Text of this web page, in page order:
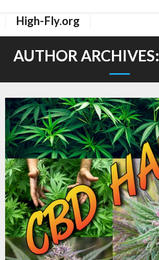
High-Fly.org
High-Fly Legal Highs Szeneblog
AUTHOR ARCHIVES: